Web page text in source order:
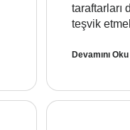
taraftarları
teşvik
Devamını Oku